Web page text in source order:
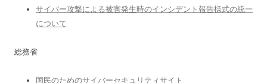
サイバー攻撃による被害発生時のインシデント報告様式の統一
について
総務省
国民のためのサイバーセキュリティサイト